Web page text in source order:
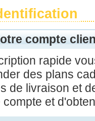
compte
rapide
des plans
de livraison et
compte et